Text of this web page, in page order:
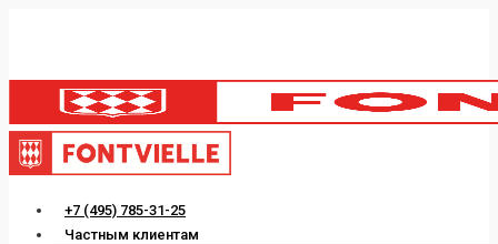
content
Menu
+7 (495) 785-31-25
Частным клиентам